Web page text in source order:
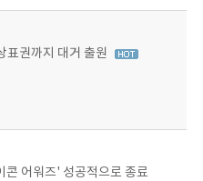
표권까지 대거 출원
어워즈' 성공적으로 종료